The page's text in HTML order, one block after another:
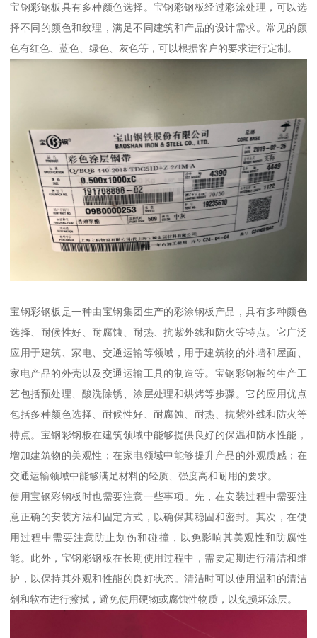
宝钢彩钢板具有多种颜色选择。宝钢彩钢板经过彩涂处理，可以选
择不同的颜色和纹理，满足不同建筑和产品的设计需求。常见的颜
色有红色、蓝色、绿色、灰色等，可以根据客户的要求进行定制。
宝钢彩钢板是一种由宝钢集团生产的彩涂钢板产品，具有多种颜色
选择、耐候性好、耐腐蚀、耐热、抗紫外线和防火等特点。它广泛
应用于建筑、家电、交通运输等领域，用于建筑物的外墙和屋面、
家电产品的外壳以及交通运输工具的制造等。宝钢彩钢板的生产工
艺包括预处理、酸洗除锈、涂层处理和烘烤等步骤。它的应用优点
包括多种颜色选择、耐候性好、耐腐蚀、耐热、抗紫外线和防火等
特点。宝钢彩钢板在建筑领域中能够提供良好的保温和防水性能，
增加建筑物的美观性；在家电领域中能够提升产品的外观质感；在
交通运输领域中能够满足材料的轻质、强度高和耐用的要求。
使用宝钢彩钢板时也需要注意一些事项。先，在安装过程中需要注
意正确的安装方法和固定方式，以确保其稳固和密封。其次，在使
用过程中需要注意防止划伤和碰撞，以免影响其美观性和防腐性
能。此外，宝钢彩钢板在长期使用过程中，需要定期进行清洁和维
护，以保持其外观和性能的良好状态。清洁时可以使用温和的清洁
剂和软布进行擦拭，避免使用硬物或腐蚀性物质，以免损坏涂层。